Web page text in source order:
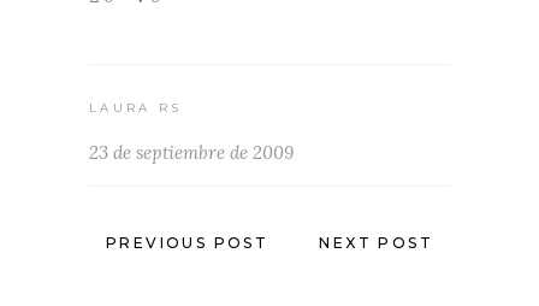
LAURA RS
23 de septiembre de 2009
PREVIOUS POST NEXT POST